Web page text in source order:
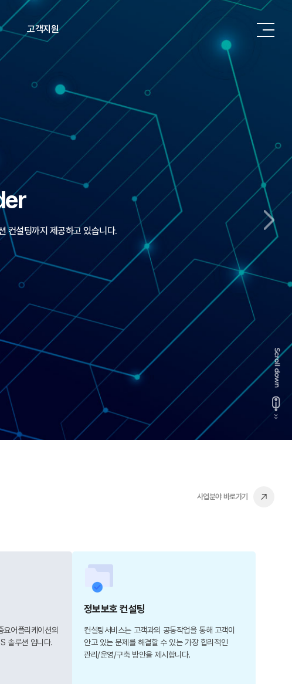
고객지원
제품문의
원격지원
컨설팅까지 제공하고 있습니다.
요어플리케이션의
솔루션 입니다.
정보보호 컨설팅
컨설팅서비스는 고객과의 공동작업을 통해 고객이
안고 있는 문제를 해결할 수 있는 가장 합리적인
관리/운영/구축 방안을 제시합니다.
사업분야 바로가기